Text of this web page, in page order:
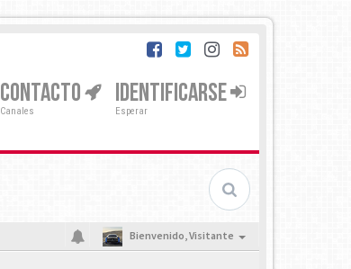
CONTACTO
Canales
IDENTIFICARSE
Esperar
Bienvenido,Visitante